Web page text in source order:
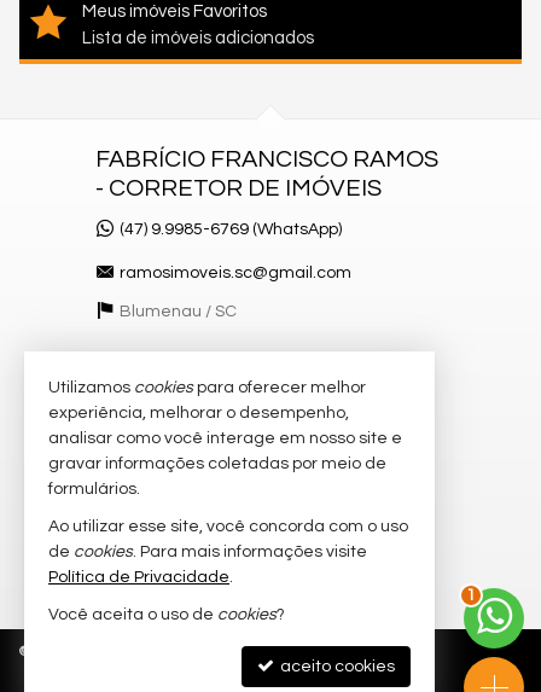
Meus imóveis Favoritos
Lista de imóveis adicionados
FABRÍCIO FRANCISCO RAMOS
- CORRETOR DE IMÓVEIS
(47) 9.9985-6769 (WhatsApp)
ramosimoveis.sc@gmail.com
Blumenau / SC
VEJA MAIS
receba nosso newsletter
imóveis favoritos
mapa de imóveis
© Política de Privacidade
1
Utilizamos cookiespara oferecer melhor
experiência, melhorar o desempenho,
analisar como você interage em nosso site e
gravar informações coletadas por meio de
formulários.
Ao utilizar esse site, você concorda com o uso
de cookies. Para mais informações visite
Política de Privacidade.
Você aceita o uso de cookies?
aceito cookies